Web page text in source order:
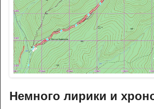
Немного лирики и